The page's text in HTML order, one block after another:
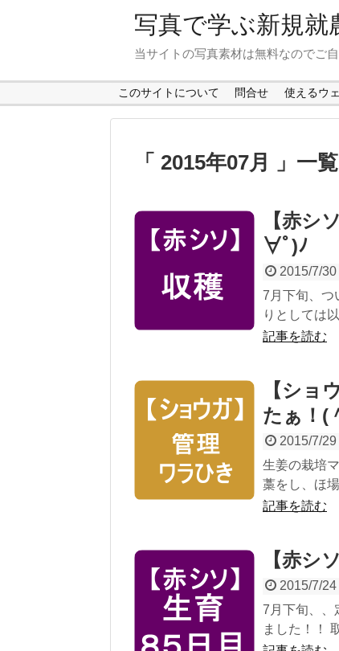
写真で学ぶ新規就
当サイトの写真素材は無料なのでご
このサイトについて 問合せ 使えるウ
2015年07月 一覧
【赤シ
∀ﾟ)ﾉ
2015/7/30
7月下旬、つ
りとしては
記事を読む
【ショ
たぁ！(
2015/7/29
生姜の栽培
藁をし、ほ
記事を読む
【赤シ
2015/7/24
7月下旬、、
ました！！